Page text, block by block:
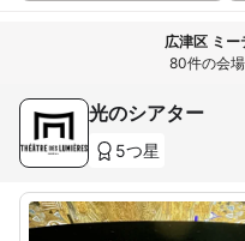
広津区 ミ
80件の会
光のシアター
5つ星